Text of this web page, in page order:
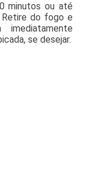
minutos ou até
do fogo e
se desejar.